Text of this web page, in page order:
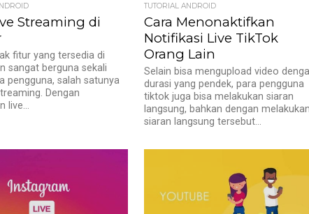
Streaming di
fitur yang tersedia di
sangat berguna sekali
pengguna, salah satunya
Dengan
live...
TUTORIAL ANDROID
Cara Menonaktifkan
Notifikasi Live TikTok
Orang Lain
Selain bisa mengupload video
durasi yang pendek, para pengguna
tiktok juga bisa melakukan siaran
langsung, bahkan dengan
siaran langsung tersebut...